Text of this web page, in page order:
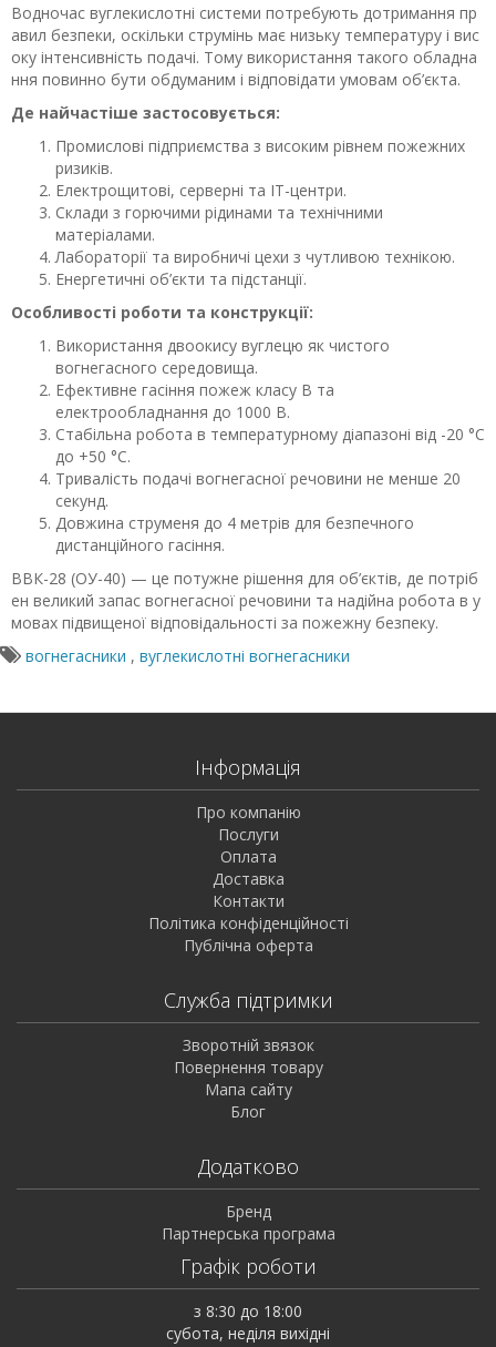
Водночас вуглекислотні системи потребують дотримання пр
авил безпеки, оскільки струмінь має низьку температуру і вис
оку інтенсивність подачі. Тому використання такого обладна
ння повинно бути обдуманим і відповідати умовам об’єкта.
Де найчастіше застосовується:
Промислові підприємства з високим рівнем пожежних
ризиків.
Електрощитові, серверні та ІТ-центри.
Склади з горючими рідинами та технічними
матеріалами.
Лабораторії та виробничі цехи з чутливою технікою.
Енергетичні об’єкти та підстанції.
Особливості роботи та конструкції:
Використання двоокису вуглецю як чистого
вогнегасного середовища.
Ефективне гасіння пожеж класу В та
електрообладнання до 1000 В.
Стабільна робота в температурному діапазоні від -20 °C
до +50 °C.
Тривалість подачі вогнегасної речовини не менше 20
секунд.
Довжина струменя до 4 метрів для безпечного
дистанційного гасіння.
ВВК-28 (ОУ-40) — це потужне рішення для об’єктів, де потріб
ен великий запас вогнегасної речовини та надійна робота в у
мовах підвищеної відповідальності за пожежну безпеку.
вогнегасники , вуглекислотні вогнегасники
Інформація
Про компанію
Послуги
Оплата
Доставка
Контакти
Політика конфіденційності
Публічна оферта
Служба підтримки
Зворотній звязок
Повернення товару
Мапа сайту
Блог
Додатково
Бренд
Партнерська програма
Графік роботи
з 8:30 до 18:00
субота, неділя вихідні